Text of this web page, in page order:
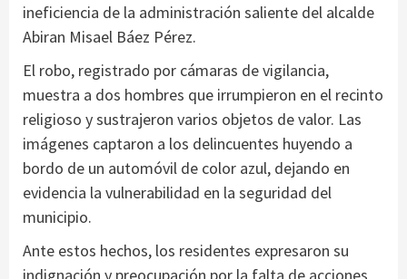
ineficiencia de la administración saliente del alcalde
Abiran Misael Báez Pérez.
El robo, registrado por cámaras de vigilancia,
muestra a dos hombres que irrumpieron en el recinto
religioso y sustrajeron varios objetos de valor. Las
imágenes captaron a los delincuentes huyendo a
bordo de un automóvil de color azul, dejando en
evidencia la vulnerabilidad en la seguridad del
municipio.
Ante estos hechos, los residentes expresaron su
indignación y preocupación por la falta de acciones